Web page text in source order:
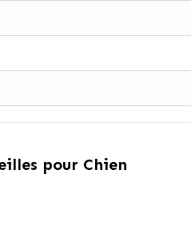
pour Chien